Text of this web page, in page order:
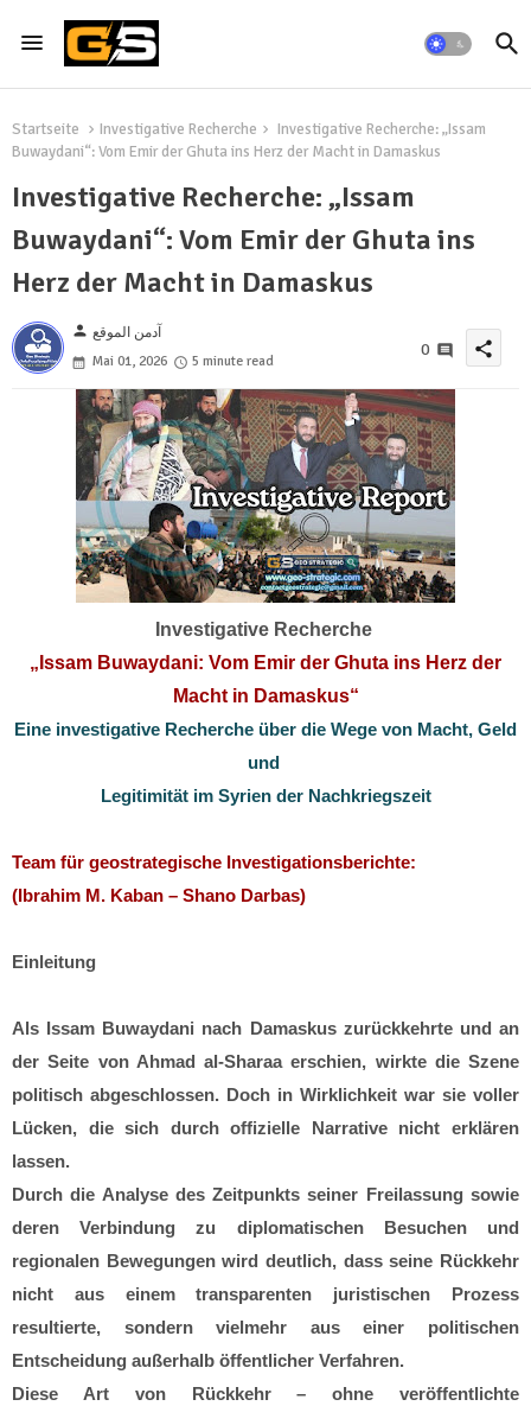
Startseite Investigative Recherche
Investigative Recherche: „Issam
Buwaydani“: Vom Emir der Ghuta ins Herz der Macht in Damaskus
Investigative Recherche: „Issam
Buwaydani“: Vom Emir der Ghuta ins
Herz der Macht in Damaskus
person آدمن الموقع
Mai 01, 2026
5 minute read
0 share
Investigative Recherche
„Issam Buwaydani: Vom Emir der Ghuta ins Herz der
Macht in Damaskus“
Eine investigative Recherche über die Wege von Macht, Geld
und
Legitimität im Syrien der Nachkriegszeit
Team für geostrategische Investigationsberichte:
(Ibrahim M. Kaban – Shano Darbas)
Einleitung
Als Issam Buwaydani nach Damaskus zurückkehrte und an
der Seite von Ahmad al-Sharaa erschien, wirkte die Szene
politisch abgeschlossen. Doch in Wirklichkeit war sie voller
Lücken, die sich durch offizielle Narrative nicht erklären
lassen.
Durch die Analyse des Zeitpunkts seiner Freilassung sowie
deren Verbindung zu diplomatischen Besuchen und
regionalen Bewegungen wird deutlich, dass seine Rückkehr
nicht aus einem transparenten juristischen Prozess
resultierte, sondern vielmehr aus einer politischen
Entscheidung außerhalb öffentlicher Verfahren.
Diese Art von Rückkehr – ohne veröffentlichte